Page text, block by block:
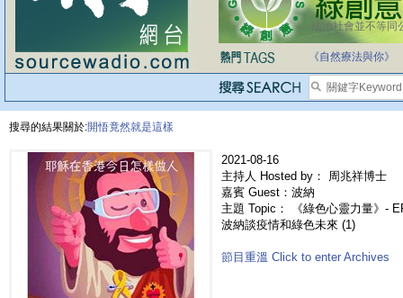
法治社會並不等同
《自然療法與你》
搜尋的結果關於:開悟竟然就是這樣
2021-08-16
主持人 Hosted by： 周兆祥博士
嘉賓 Guest：波納
主題 Topic： 《綠色心靈力量》-
波納談疫情和綠色未來 (1)
節目重溫 Click to enter Archives